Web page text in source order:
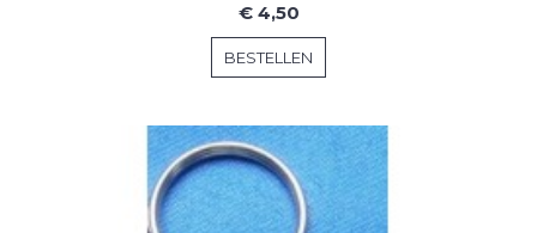
€ 4,50
BESTELLEN